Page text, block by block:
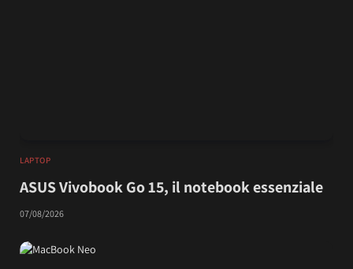
LAPTOP
ASUS Vivobook Go 15, il notebook essenziale
07/08/2026